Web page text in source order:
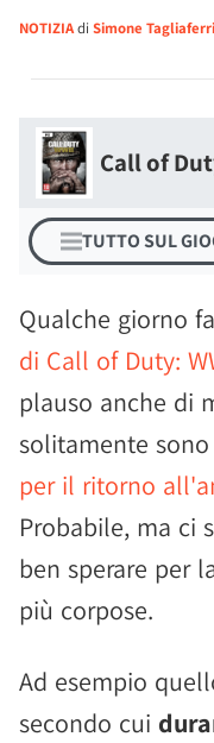
NOTIZIAdi Simone Tagliaferri
Call of
TUTTO SUL
Qualche giorno
di Call of Duty:
plauso anche di
solitamente
per il ritorno
Probabile, ma ci
ben sperare per
più corpose.
Ad esempio
secondo cui